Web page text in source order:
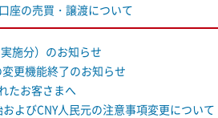
座の売買・譲渡について
施分）のお知らせ
更機能終了のお知らせ
たお客さまへ
よびCNY人民元の注意事項変更について